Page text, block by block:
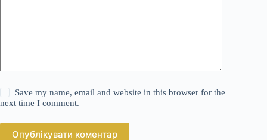
Save my name, email and website in this browser for the
next time I comment.
Опублікувати коментар